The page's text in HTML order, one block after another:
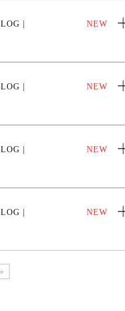
| NEW
| NEW
| NEW
| NEW
»